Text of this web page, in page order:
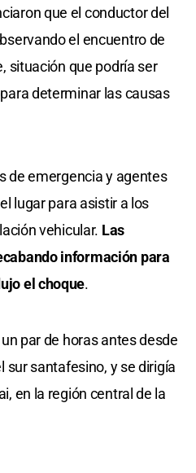
que el conductor del
el encuentro de
situación que podría ser
determinar las causas
de emergencia y agentes
lugar para asistir a los
vehicular. Las
información para
el choque.
par de horas antes desde
sur santafesino, y se dirigía
en la región central de la